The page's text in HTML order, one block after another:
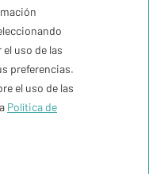
uso de las
preferencias.
el uso de las
Política de